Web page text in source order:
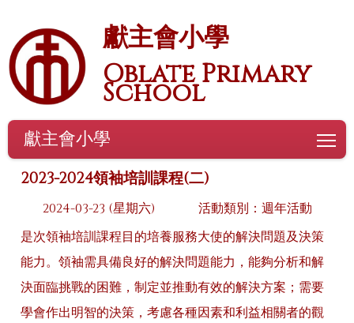
獻主會小學
Oblate Primary
School
獻主會小學
2023-2024領袖培訓課程(二)
2024-03-23 (星期六)
活動類別：週年活動
是次領袖培訓課程目的培養服務大使的解決問題及決策
能力。領袖需具備良好的解決問題能力，能夠分析和解
決面臨挑戰的困難，制定並推動有效的解決方案；需要
學會作出明智的決策，考慮各種因素和利益相關者的觀